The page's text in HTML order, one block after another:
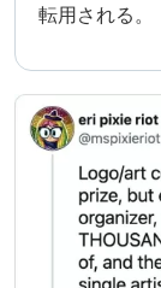
転用される。